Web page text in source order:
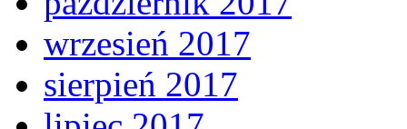
wrzesień 2017
sierpień 2017